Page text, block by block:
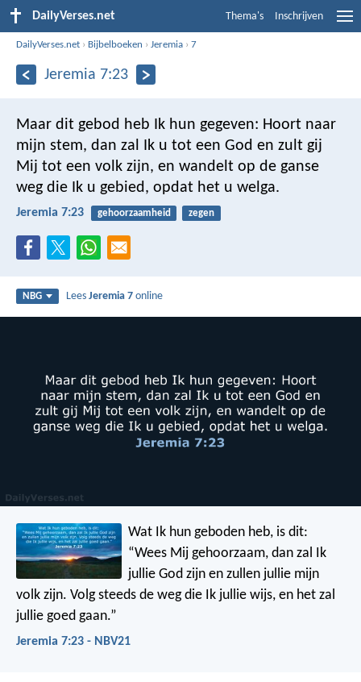
DailyVerses.net Thema's Inschrijven
DailyVerses.net › Bijbelboeken ›Jeremia ›7
Jeremia 7:23
Maar dit gebod heb Ik hun gegeven: Hoort naar
mijn stem, dan zal Ik u tot een God en zult gij
Mij tot een volk zijn, en wandelt op de ganse
weg die Ik u gebied, opdat het u welga.
Jeremia 7:23 gehoorzaamheid zegen
NBG LeesJeremia 7 online
Wat Ik hun geboden heb, is dit:
“Wees Mij gehoorzaam, dan zal Ik
jullie God zijn en zullen jullie mijn
volk zijn. Volg steeds de weg die Ik jullie wijs, en het zal
jullie goed gaan.”
Jeremia 7:23 - NBV21